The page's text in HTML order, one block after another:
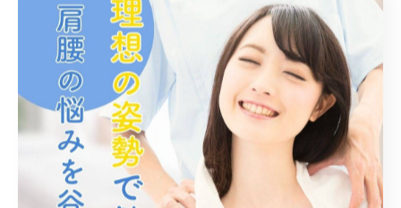
具体的には、1日1〜2回、肩を大きく回す運動や壁を
使った肩甲骨ストレッチなどを取り入れると効果的
です。整体の効果を維持するためにも、スマートフ
ォンやパソコン作業時の姿勢をこまめに見直しまし
ょう。無理に強い力を加えず、痛みが出ない範囲で
ゆっくり行うことがポイントです。